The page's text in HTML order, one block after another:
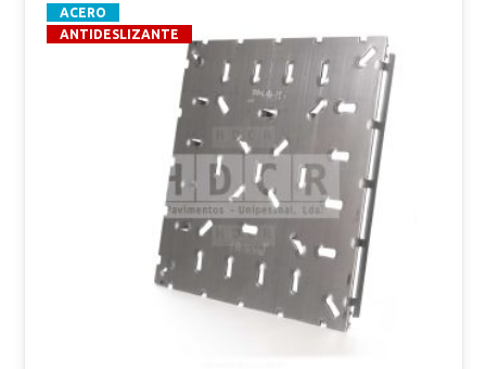
ACERO
ANTIDESLIZANTE